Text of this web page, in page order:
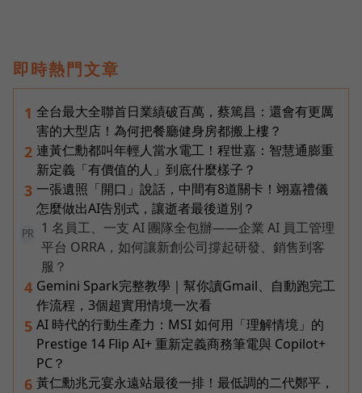
即時熱門文章
1 全台最大全聯首日業績破百萬，蔡篤昌：還會有更厲
害的大型店！為何把餐廳健身房都搬上樓？
2 連黃仁勳都叫年輕人當水電工！程世嘉：智慧通膨重
新定義「有價值的人」到底什麼樣子？
3 一張遺照「開口」說話，中間有8道關卡！翊嘉禮儀
怎麼做出AI告別式，讓逝者最後道別？
PR
1 名員工、一支 AI 團隊全包辦——企業 AI 員工管理
平台 ORRA，如何讓新創公司撐起研發、銷售到客
服？
4 Gemini Spark完整教學｜幫你讀Gmail、自動跑完工
作流程，3個超實用情境一次看
5 AI 時代的行動生產力：MSI 如何用「理解情境」的
Prestige 14 Flip AI+ 重新定義商務筆電與 Copilot+
PC？
6 黃仁勳兆元宴永遠站最後一排！最低調的二代鄭平，